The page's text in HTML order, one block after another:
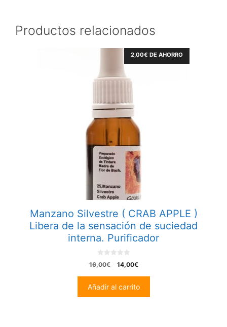
Productos relacionados
2,00€ DE AHORRO
Manzano Silvestre ( CRAB APPLE )
Libera de la sensación de suciedad
interna. Purificador
0
o
o
f
5
16,00€
El
era:
14,00€El
es:
Añadir al carrito